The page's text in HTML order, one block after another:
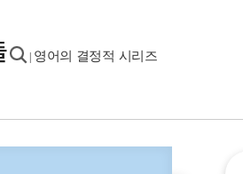
영어의 결정적 시리즈